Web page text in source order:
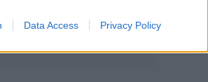
Data Access Privacy Policy